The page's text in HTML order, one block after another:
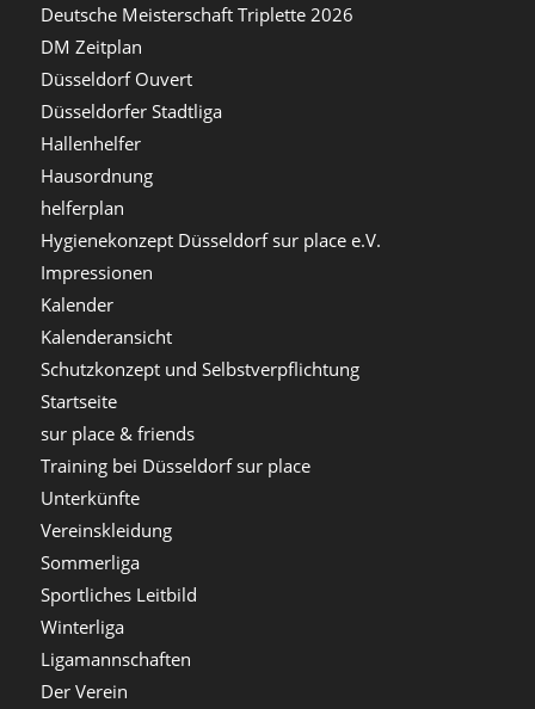
Deutsche Meisterschaft Triplette 2026
DM Zeitplan
Düsseldorf Ouvert
Düsseldorfer Stadtliga
Hallenhelfer
Hausordnung
helferplan
Hygienekonzept Düsseldorf sur place e.V.
Impressionen
Kalender
Kalenderansicht
Schutzkonzept und Selbstverpflichtung
Startseite
sur place & friends
Training bei Düsseldorf sur place
Unterkünfte
Vereinskleidung
Sommerliga
Sportliches Leitbild
Winterliga
Ligamannschaften
Der Verein